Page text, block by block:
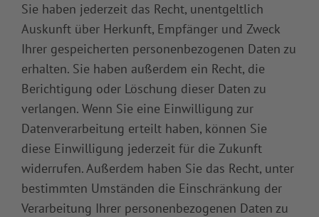
Sie haben jederzeit das Recht, unentgeltlich
Auskunft über Herkunft, Empfänger und Zweck
Ihrer gespeicherten personenbezogenen Daten zu
erhalten. Sie haben außerdem ein Recht, die
Berichtigung oder Löschung dieser Daten zu
verlangen. Wenn Sie eine Einwilligung zur
Datenverarbeitung erteilt haben, können Sie
diese Einwilligung jederzeit für die Zukunft
widerrufen. Außerdem haben Sie das Recht, unter
bestimmten Umständen die Einschränkung der
Verarbeitung Ihrer personenbezogenen Daten zu